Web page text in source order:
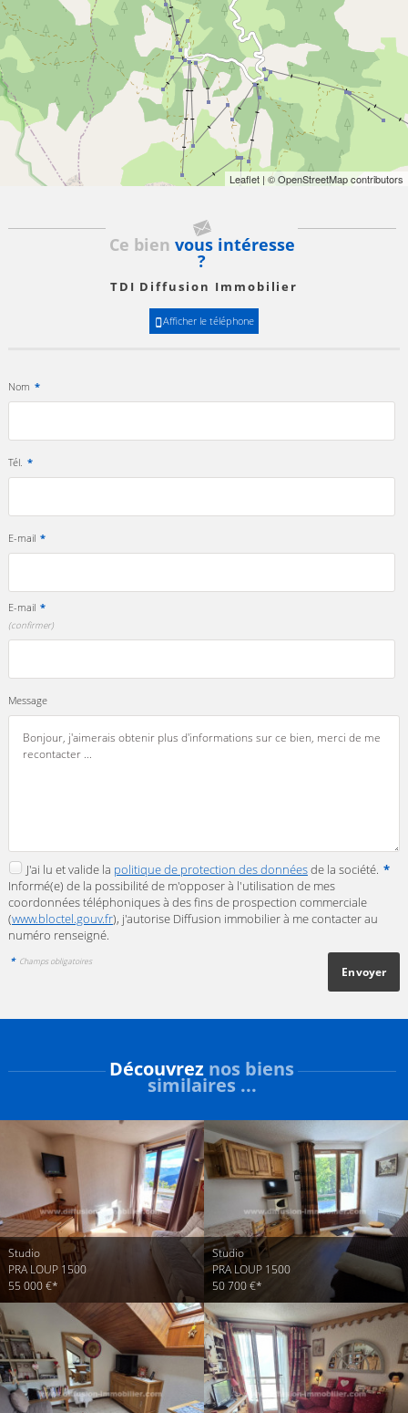
Leaflet | © OpenStreetMap contributors
Ce bien vous intéresse
?
TDI Diffusion Immobilier
Afficher le téléphone
Nom *
Tél. *
E-mail *
E-mail *
(confirmer)
Message
J'ai lu et valide la politique de protection des donnéesde la société. *
Informé(e) de la possibilité de m'opposer à l'utilisation de mes
coordonnées téléphoniques à des fins de prospection commerciale
(www.bloctel.gouv.fr), j'autorise Diffusion immobilier à me contacter au
numéro renseigné.
* Champs obligatoires
Découvrez nos biens
similaires ...
Studio
PRA LOUP 1500
55 000 €*
Studio
PRA LOUP 1500
50 700 €*